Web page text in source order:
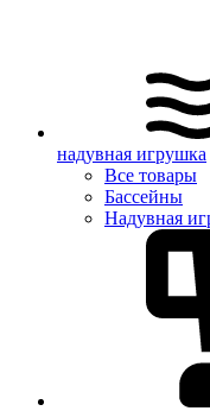
надувная игрушка
Все товары
Бассейны
Надувная